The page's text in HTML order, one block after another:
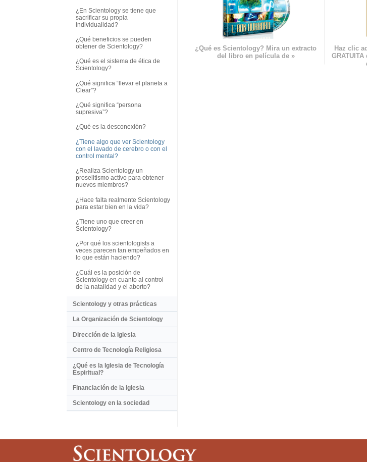
¿Qué es Scientology? Mira un extracto
del libro en película de »
Haz clic
¿En Scientology se tiene que
sacrificar su propia
individualidad?
¿Qué beneficios se pueden
obtener de Scientology?
¿Qué es el sistema de ética de
Scientology?
¿Qué significa “llevar el planeta a
Clear”?
¿Qué significa “persona
supresiva”?
¿Qué es la desconexión?
¿Tiene algo que ver Scientology
con el lavado de cerebro o con el
control mental?
¿Realiza Scientology un
proselitismo activo para obtener
nuevos miembros?
¿Hace falta realmente Scientology
para estar bien en la vida?
¿Tiene uno que creer en
Scientology?
¿Por qué los scientologists a
veces parecen tan empeñados en
lo que están haciendo?
¿Cuál es la posición de
Scientology en cuanto al control
de la natalidad y el aborto?
Scientology y otras prácticas
La Organización de Scientology
Dirección de la Iglesia
Centro de Tecnología Religiosa
¿Qué es la Iglesia de Tecnología
Espiritual?
Financiación de la Iglesia
Scientology en la sociedad